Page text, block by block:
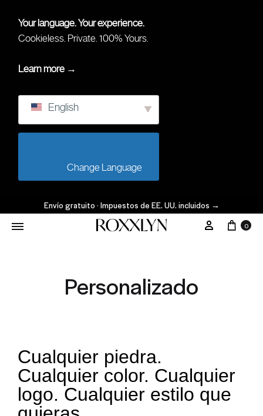
Your language. Your experience.
Cookieless. Private. 100% Yours.
Learn more →
English
Envío gratuito · Impuestos de EE. UU. incluidos →
0
Personalizado
Cualquier piedra.
Cualquier color. Cualquier
logo. Cualquier estilo que